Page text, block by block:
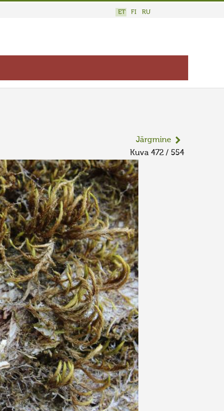
ET FI RU
Järgmine
Kuva 472 / 554